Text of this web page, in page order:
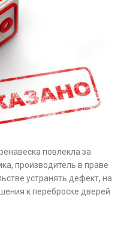
повлекла за
производитель в праве
устранять дефект, на
к переброске дверей